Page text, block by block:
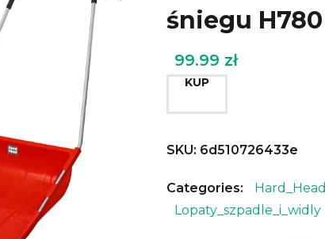
śniegu H780
99.99 zł
KUP
SKU: 6d510726433e
Categories: Hard_Head
Lopaty_szpadle_i_widly